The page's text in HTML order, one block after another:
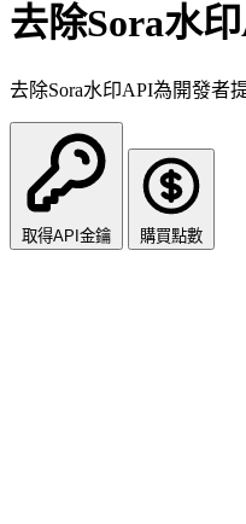
去除Sora水
去除Sora水印API為開發者
取得API金鑰 購買點數